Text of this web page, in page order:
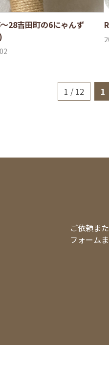
28吉田町の6にゃんず
1 / 12 1
ご依頼ま
フォーム